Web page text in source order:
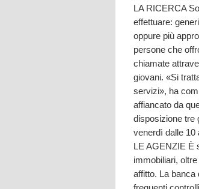
LA RICERCA
effettuare:
oppure più
persone che
chiamate
giovani. «Si
servizi», ha
affiancato da
disposizione tre
venerdì dalle 10
LE AGENZIE È
immobiliari,
affitto. La banca